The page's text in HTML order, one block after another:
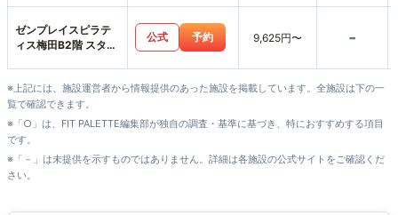
ゼンプレイスピラテ
ィス梅田B2階 スタジ
公式 予約 9,625円〜 -
※上記には、施設運営者から情報提供のあった施設を掲載しています。全施設は下の一
覧で確認できます。
※「○」は、FIT PALETTE編集部が独自の調査・基準に基づき、特におすすめする項目
です。
※「－」は未提供を示すものではありません。詳細は各施設の公式サイトをご確認くだ
さい。